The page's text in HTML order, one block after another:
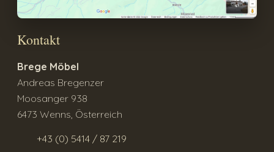
Kontakt
Brege Möbel
Andreas Bregenzer
Moosanger 938
6473 Wenns, Österreich
+43 (0) 5414 / 87 219